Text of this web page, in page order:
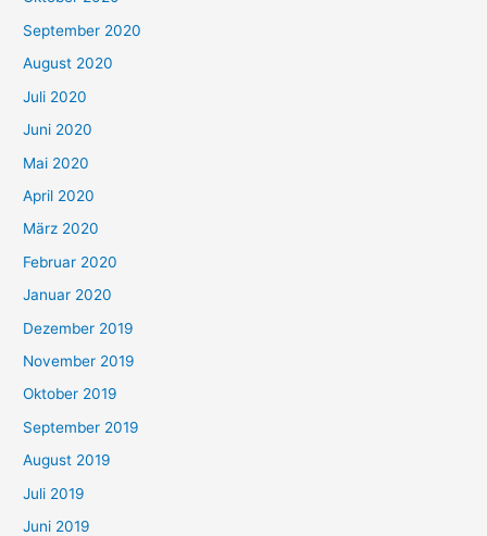
September 2020
August 2020
Juli 2020
Juni 2020
Mai 2020
April 2020
März 2020
Februar 2020
Januar 2020
Dezember 2019
November 2019
Oktober 2019
September 2019
August 2019
Juli 2019
Juni 2019